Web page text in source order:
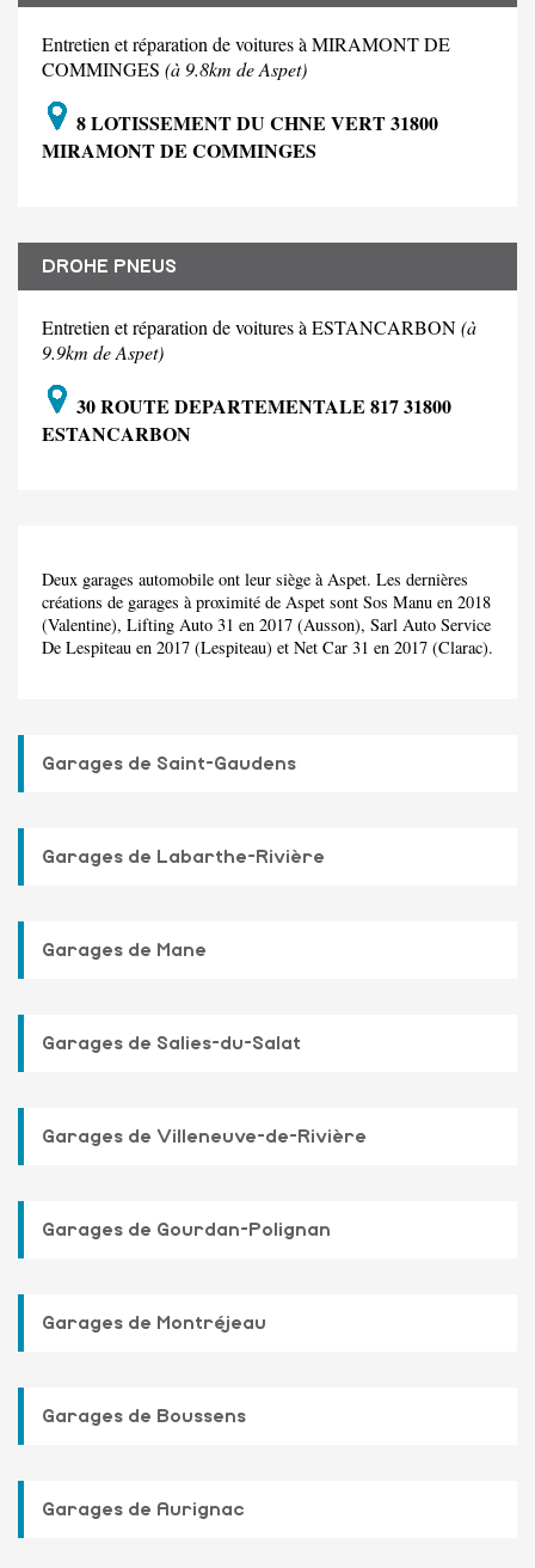
Entretien et réparation de voitures à MIRAMONT DE
COMMINGES (à 9.8km de Aspet)
8 LOTISSEMENT DU CHNE VERT 31800
MIRAMONT DE COMMINGES
DROHE PNEUS
Entretien et réparation de voitures à ESTANCARBON(à
9.9km de Aspet)
30 ROUTE DEPARTEMENTALE 817 31800
ESTANCARBON
Deux garages automobile ont leur siège à Aspet. Les dernières
créations de garages à proximité de Aspet sont Sos Manu en 2018
(Valentine), Lifting Auto 31 en 2017 (Ausson), Sarl Auto Service
De Lespiteau en 2017 (Lespiteau) et Net Car 31 en 2017 (Clarac).
Garages de Saint-Gaudens
Garages de Labarthe-Rivière
Garages de Mane
Garages de Salies-du-Salat
Garages de Villeneuve-de-Rivière
Garages de Gourdan-Polignan
Garages de Montréjeau
Garages de Boussens
Garages de Aurignac